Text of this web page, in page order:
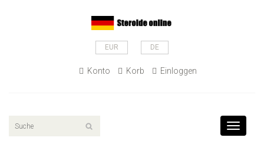
EUR DE
Konto Korb Einloggen
Toggle